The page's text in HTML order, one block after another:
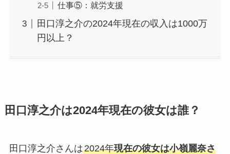
仕事⑤：就労支援
田口淳之介の2024年現在の収入は1000万
円以上？
田口淳之介は2024年現在の彼女は誰？
田口淳之介さんは2024年現在の彼女は小嶺麗奈さ